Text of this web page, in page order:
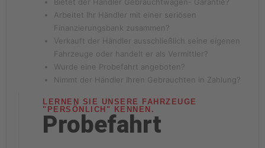
Arbeitet Ihr Händler mit einer seriösen
Finanzierungsbank zusammen?
Verkauft der Händler ausschließlich seine eigenen
Fahrzeuge oder handelt er als Vermittler?
Wurde eine Probefahrt angeboten?
Nimmt der Händler Ihren Gebrauchten in Zahlung?
LERNEN SIE UNSERE FAHRZEUGE
"PERSÖNLICH" KENNEN.
Probefahrt